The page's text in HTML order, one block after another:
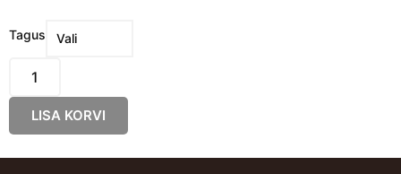
Tagus
Tume
S
RingLISA KORVI